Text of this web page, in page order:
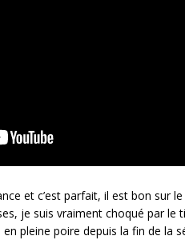
et c’est parfait, il est bon sur
je suis vraiment choqué par le
en pleine poire depuis la fin de la